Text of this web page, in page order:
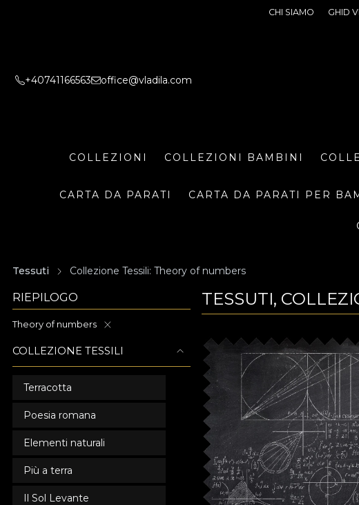
CHI SIAMO GHID
+40741166563 office@vladila.com
COLLEZIONI COLLEZIONI BAMBINI
CARTA DA PARATI CARTA DA PARATI PER
Tessuti Collezione Tessili: Theory of numbers
RIEPILOGO
Theory of numbers
COLLEZIONE TESSILI
Terracotta
Poesia romana
Elementi naturali
Più a terra
Il Sol Levante
TESSUTI,